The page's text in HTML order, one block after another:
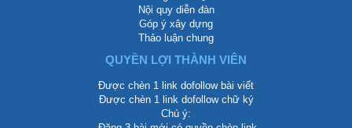
Thông báo BQT
Nội quy diễn đàn
Góp ý xây dựng
Thảo luận chung
QUYỀN LỢI THÀNH VIÊN
Được chèn 1 link dofollow bài viết
Được chèn 1 link dofollow chữ ký